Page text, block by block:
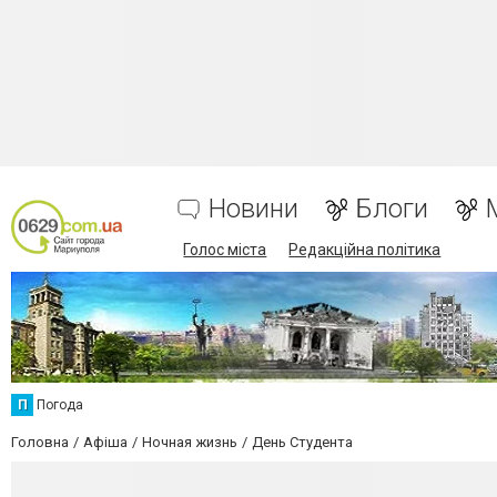
Новини Блоги
Голос міста Редакційна політика
П Погода
Головна Афіша Ночная жизнь День Студента